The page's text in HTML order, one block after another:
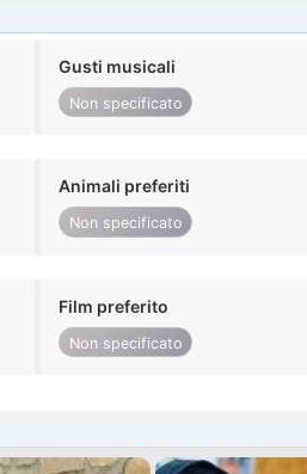
Gusti musicali
Non specificato
Animali preferiti
Non specificato
Film preferito
Non specificato